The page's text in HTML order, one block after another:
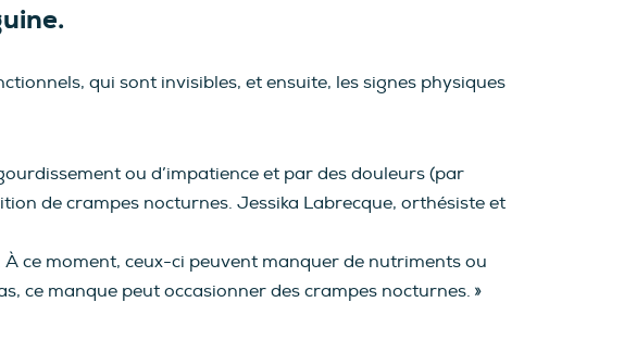
qui sont invisibles, et ensuite, les signes physiques
ou d’impatience et par des douleurs (par
de crampes nocturnes. Jessika Labrecque, orthésiste et
ce moment, ceux-ci peuvent manquer de nutriments ou
ce manque peut occasionner des crampes nocturnes. »